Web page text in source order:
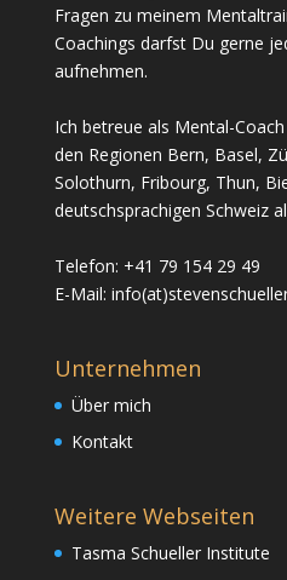
Fragen zu meinem
Coachings darfst Du gerne
aufnehmen.
Ich betreue als Mental-
den Regionen Bern, Basel,
Solothurn, Fribourg, Thun,
deutschsprachigen Schweiz
Telefon: +41 79 154 29 49
E-Mail:
Unternehmen
Über mich
Kontakt
Weitere Webseiten
Tasma Schueller Institute